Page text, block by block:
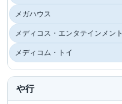
メガハウス
メディコス・エンタテインメント
メディコム・トイ
や行